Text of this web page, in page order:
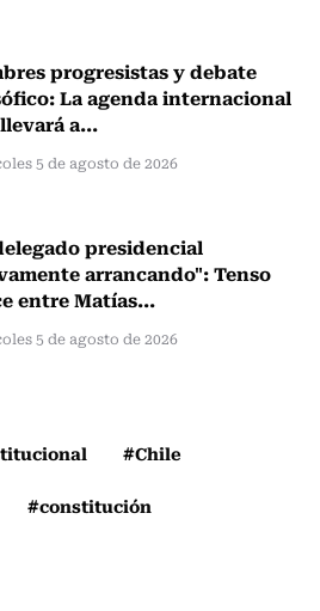
progresistas y debate
La agenda internacional
a...
5 de agosto de 2026
presidencial
arrancando": Tenso
entre Matías...
5 de agosto de 2026
#Chile
#constitución